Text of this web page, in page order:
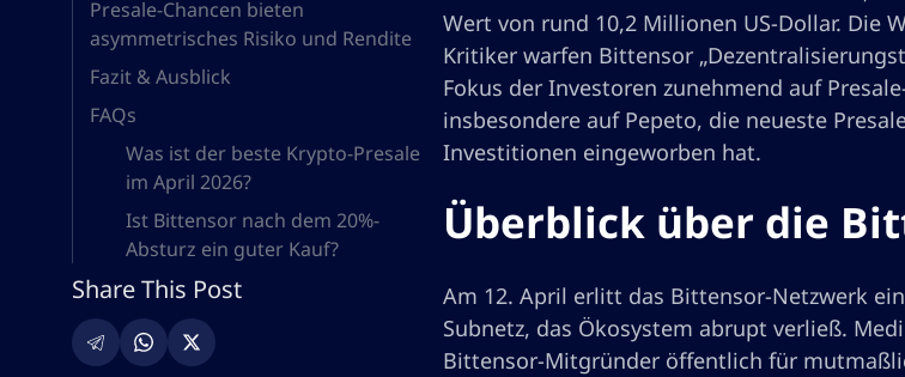
Presale-Chancen bieten
asymmetrisches Risiko und Rendite
Fazit & Ausblick
FAQs
Was ist der beste Krypto-Presale
im April 2026?
Ist Bittensor nach dem 20%-
Absturz ein guter Kauf?
Share This Post
Wert von rund 10,2 Millionen US-Dollar. Die
Kritiker warfen Bittensor
Fokus der Investoren zunehmend auf
insbesondere auf Pepeto, die neueste
Investitionen eingeworben hat.
Überblick über die
Am 12. April erlitt das Bittensor-Netzwerk
Subnetz, das Ökosystem abrupt verließ.
Bittensor-Mitgründer öffentlich für